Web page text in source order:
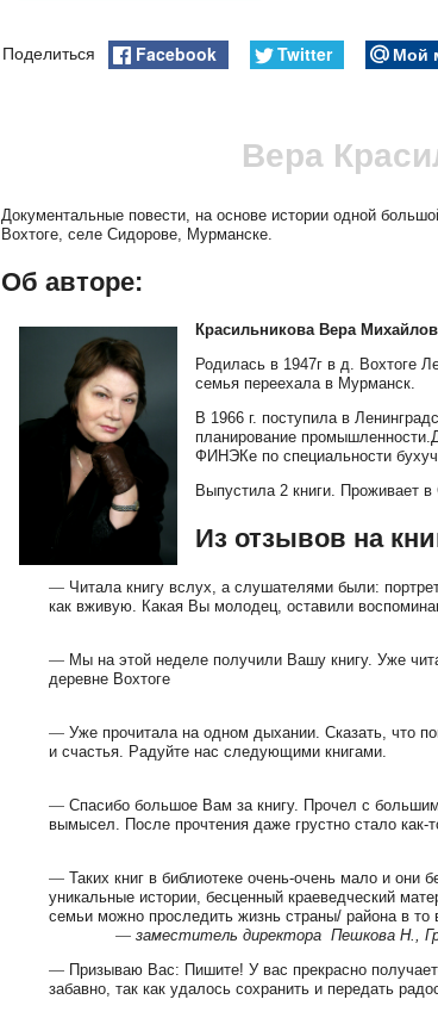
Поделиться Facebook Twitter Мой
Вера
Документальные повести, на основе истории одной
Вохтоге, селе Сидорове, Мурманске.
Об авторе:
Красильникова Вера
Родилась в 1947г в д. Вохтоге
семья переехала в Мурманск.
В 1966 г. поступила в
планирование
ФИНЭКе по специальности
Выпустила 2 книги. Проживает в
Из отзывов на
— Читала книгу вслух, а слушателями были:
как вживую. Какая Вы молодец, оставили
— Мы на этой неделе получили Вашу книгу. Уже
деревне Вохтоге
— Уже прочитала на одном дыхании. Сказать, что
и счастья. Радуйте нас следующими книгами.
— Спасибо большое Вам за книгу. Прочел с
вымысел. После прочтения даже грустно стало
— Таких книг в библиотеке очень-очень мало и они
уникальные истории, бесценный краеведческий
семьи можно проследить жизнь страны/ района в
— заместитель директора Пешкова Н.,
— Призываю Вас: Пишите! У вас прекрасно
забавно, так как удалось сохранить и передать